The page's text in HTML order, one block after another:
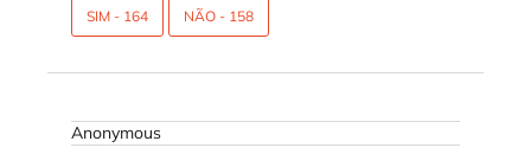
SIM - 164 NÃO - 158
Anonymous